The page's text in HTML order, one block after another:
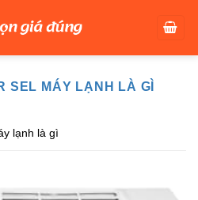
SEL MÁY LẠNH LÀ GÌ
lạnh là gì